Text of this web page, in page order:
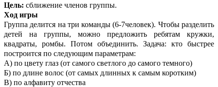
Цель: сближение членов группы.
Ход игры
Группа делится на три команды (6-7человек). Чтобы разделить
детей на группы, можно предложить ребятам кружки,
квадраты, ромбы. Потом объединить. Задача: кто быстрее
построится по следующим параметрам:
А) по цвету глаз (от самого светлого до самого темного)
Б) по длине волос (от самых длинных к самым коротким)
В) по алфавиту отчества